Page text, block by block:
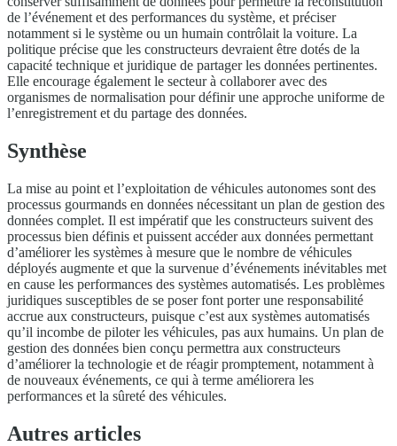
de l’événement et des performances du système, et préciser
notamment si le système ou un humain contrôlait la voiture. La
politique précise que les constructeurs devraient être dotés de la
capacité technique et juridique de partager les données pertinentes.
Elle encourage également le secteur à collaborer avec des
organismes de normalisation pour définir une approche uniforme de
l’enregistrement et du partage des données.
Synthèse
La mise au point et l’exploitation de véhicules autonomes sont des
processus gourmands en données nécessitant un plan de gestion des
données complet. Il est impératif que les constructeurs suivent des
processus bien définis et puissent accéder aux données permettant
d’améliorer les systèmes à mesure que le nombre de véhicules
déployés augmente et que la survenue d’événements inévitables met
en cause les performances des systèmes automatisés. Les problèmes
juridiques susceptibles de se poser font porter une responsabilité
accrue aux constructeurs, puisque c’est aux systèmes automatisés
qu’il incombe de piloter les véhicules, pas aux humains. Un plan de
gestion des données bien conçu permettra aux constructeurs
d’améliorer la technologie et de réagir promptement, notamment à
de nouveaux événements, ce qui à terme améliorera les
performances et la sûreté des véhicules.
Autres articles